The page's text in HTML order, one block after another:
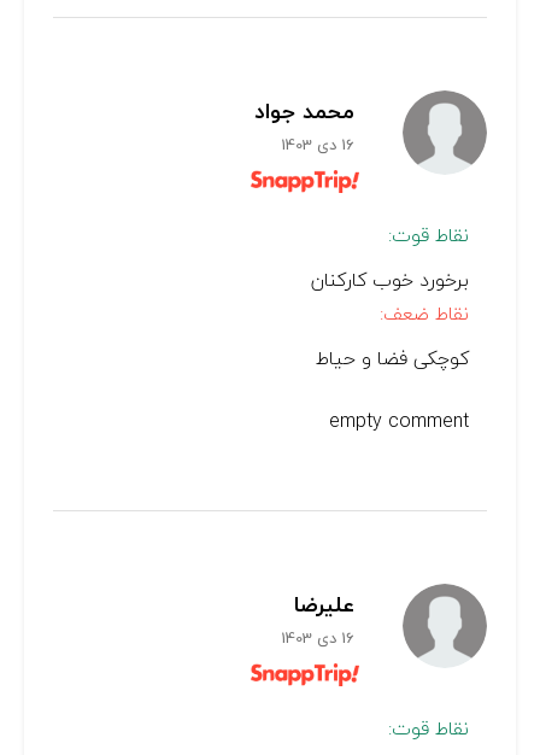
محمد جواد
16 دی 1403
نقاط قوت:
برخورد خوب کارکنان
نقاط ضعف:
کوچکی فضا و حیاط
empty comment
علیرضا
16 دی 1403
نقاط قوت: